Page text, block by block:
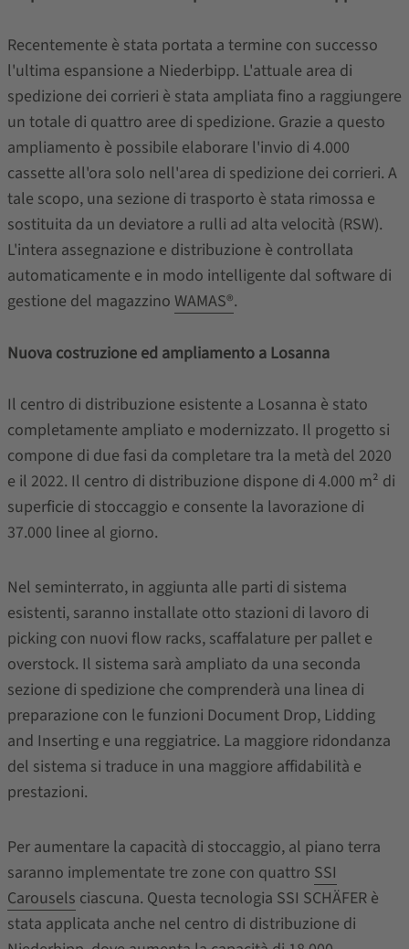
Recentemente è stata portata a termine con successo
l'ultima espansione a Niederbipp. L'attuale area di
spedizione dei corrieri è stata ampliata fino a raggiungere
un totale di quattro aree di spedizione. Grazie a questo
ampliamento è possibile elaborare l'invio di 4.000
cassette all'ora solo nell'area di spedizione dei corrieri. A
tale scopo, una sezione di trasporto è stata rimossa e
sostituita da un deviatore a rulli ad alta velocità (RSW).
L'intera assegnazione e distribuzione è controllata
automaticamente e in modo intelligente dal software di
gestione del magazzino WAMAS®.
Nuova costruzione ed ampliamento a Losanna
Il centro di distribuzione esistente a Losanna è stato
completamente ampliato e modernizzato. Il progetto si
compone di due fasi da completare tra la metà del 2020
e il 2022. Il centro di distribuzione dispone di 4.000 m² di
superficie di stoccaggio e consente la lavorazione di
37.000 linee al giorno.
Nel seminterrato, in aggiunta alle parti di sistema
esistenti, saranno installate otto stazioni di lavoro di
picking con nuovi flow racks, scaffalature per pallet e
overstock. Il sistema sarà ampliato da una seconda
sezione di spedizione che comprenderà una linea di
preparazione con le funzioni Document Drop, Lidding
and Inserting e una reggiatrice. La maggiore ridondanza
del sistema si traduce in una maggiore affidabilità e
prestazioni.
Per aumentare la capacità di stoccaggio, al piano terra
saranno implementate tre zone con quattro SSI
Carousels ciascuna. Questa tecnologia SSI SCHÄFER è
stata applicata anche nel centro di distribuzione di